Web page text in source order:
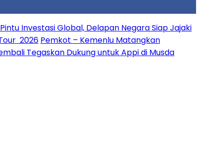
Investasi Global, Delapan Negara Siap Jajaki
2026 Pemkot – Kemenlu Matangkan
Tegaskan Dukung untuk Appi di Musda